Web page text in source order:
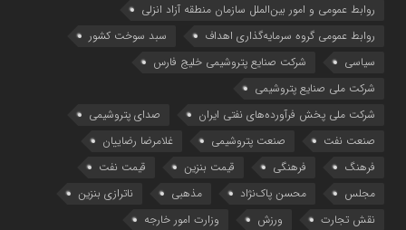
روابط عمومی و امور بین‌الملل سازمان منطقه آزاد انزلی
روابط عمومی گروه سرمایه‌گذاری اهداف
سبد سوخت کشور
سیاسی
شرکت صنایع پتروشیمی خلیج فارس
شرکت ملی صنایع پتروشیمی
شرکت ملی پخش فرآورده‌های نفتی ایران
صدای پتروشیمی
صنعت نفت
صنعت پتروشیمی
غلامرضا رضاییان
فرهنگ
فرهنگی قیمت بنزین
قیمت نفت
مجلس
محسن پاک‌نژاد مذهبی
ناترازی بنزین
نقش تجارت
ورزش وزارت امور خارجه